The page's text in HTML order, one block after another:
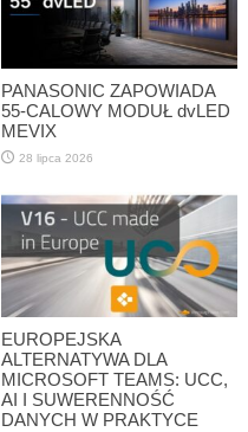
PANASONIC ZAPOWIADA
55-CALOWY MODUŁ dvLED
MEVIX
28 lipca 2026
EUROPEJSKA
ALTERNATYWA DLA
MICROSOFT TEAMS: UCC,
AI I SUWERENNOŚĆ
DANYCH W PRAKTYCE